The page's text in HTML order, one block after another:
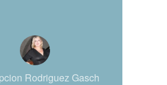
Rodriguez Gasch